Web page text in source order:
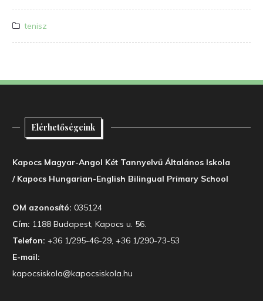
tenisz
Elérhetőségeink
Kapocs Magyar-Angol Két Tannyelvű Általános Iskola
/ Kapocs Hungarian-English Bilingual Primary School
OM azonosító: 035124
Cím: 1188 Budapest, Kapocs u. 56.
Telefon: +36 1/295-46-29, +36 1/290-73-53
E-mail:
kapocsiskola@kapocsiskola.hu